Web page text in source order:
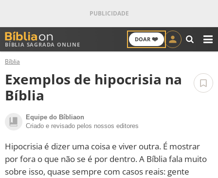
BÍBLIA SAGRADA ONLINE
DOAR ❤️
ANTIGO TESTAMENTO
NOVO TESTAMENTO
VERSÍCULOS
PALAVRA DO DIA
Bíblia
Exemplos de hipocrisia na
Bíblia
Equipe do Bíbliaon
Criado e revisado pelos nossos editores
Hipocrisia é dizer uma coisa e viver outra. É mostrar
por fora o que não se é por dentro. A Bíblia fala muito
sobre isso, quase sempre com casos reais: gente